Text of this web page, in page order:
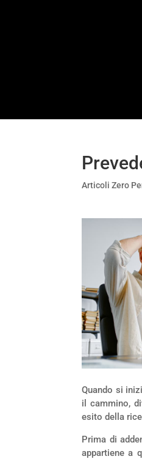
Articoli Zero
Quando si
il cammino,
esito della
Prima di
appartiene a